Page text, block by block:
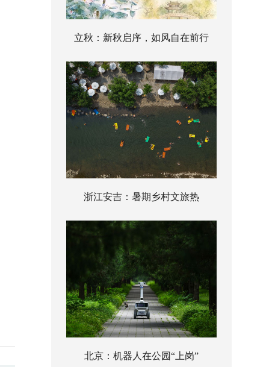
立秋：新秋启序，如风自在前行
浙江安吉：暑期乡村文旅热
北京：机器人在公园“上岗”